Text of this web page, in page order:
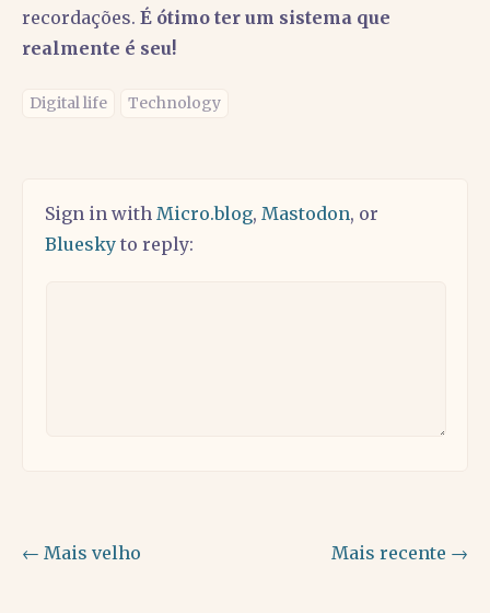
recordações. É ótimo ter um sistema que
realmente é seu!
Digital life Technology
Sign in with Micro.blog, Mastodon, or
Bluesky to reply:
← Mais velho Mais recente →